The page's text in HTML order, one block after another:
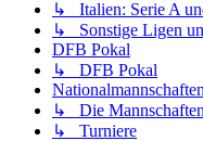
↳ Italien: Serie A
↳ Sonstige Ligen
DFB Pokal
↳ DFB Pokal
Nationalmannschaften
↳ Die Mannschaften
↳ Turniere